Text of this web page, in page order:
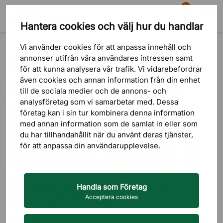
Hantera cookies och välj hur du handlar
Vi använder cookies för att anpassa innehåll och
annonser utifrån våra användares intressen samt
för att kunna analysera vår trafik. Vi vidarebefordrar
även cookies och annan information från din enhet
till de sociala medier och de annons- och
analysföretag som vi samarbetar med. Dessa
företag kan i sin tur kombinera denna information
med annan information som de samlat in eller som
du har tillhandahållit när du använt deras tjänster,
för att anpassa din användarupplevelse.
Handla som Företag
Acceptera cookies
Sök
81
Varukorg Meny
Stå upp och jobba – variera under arbetsdagen
Stå upp och jobba – variera
under arbetsdagen
Bör du stå eller sitta på jobbet? Våra kroppar är inte gjorda för